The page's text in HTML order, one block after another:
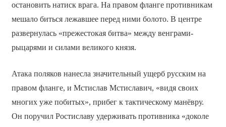
остановить натиск врага. На правом фланге противникам
мешало биться лежавшее перед ними болото. В центре
развернулась «прежестокая битва» между венграми-
рыцарями и силами великого князя.
Атака поляков нанесла значительный ущерб русским на
правом фланге, и Мстислав Мстиславич, «видя своих
многих уже побитых», прибег к тактическому манёвру.
Он поручил Ростиславу удерживать противника «доколе